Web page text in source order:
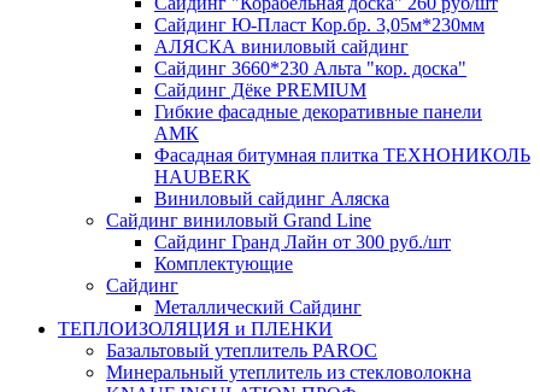
Сайдинг Ю-Пласт Кор.бр. 3,05м*230мм
АЛЯСКА виниловый сайдинг
Сайдинг 3660*230 Альта "кор. доска"
Сайдинг Дёке PREMIUM
Гибкие фасадные декоративные панели
АМК
Фасадная битумная плитка ТЕХНОНИКОЛЬ
HAUBERK
Виниловый сайдинг Аляска
Сайдинг виниловый Grand Line
Сайдинг Гранд Лайн от 300 руб./шт
Комплектующие
Сайдинг
Металлический Сайдинг
ТЕПЛОИЗОЛЯЦИЯ и ПЛЕНКИ
Базальтовый утеплитель PAROC
Минеральный утеплитель из стекловолокна